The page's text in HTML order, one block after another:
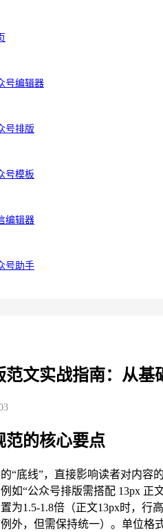
号编辑器
号排版
号模板
编辑器
号助手
范文实战指南：从
范的核心要点
“底线”，直接影响读者对内容
如“公众号排版需搭配 13px
为1.5-1.8倍（正文13px时，行
例外，但需保持统一）。单位